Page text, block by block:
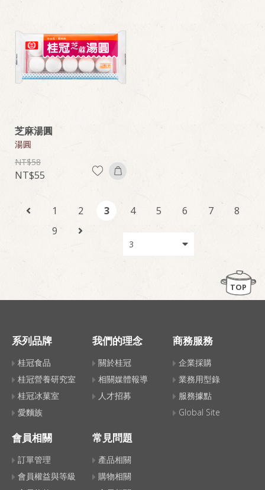
芝麻湯圓
湯圓
58
55
1 2 3 4 5 6 7
8
9
TOP
系列品牌
桂冠食品
桂冠營養研究室
桂冠冰菓室
愛麵族
我們的理念
關於桂冠
相關媒體報導
人才招募
商務服務
企業採購
業務用型錄
服務據點
Global Site
會員相關
訂單管理
會員權益與等級
常見問題
產品相關
購物相關